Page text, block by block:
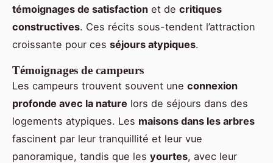
témoignages de satisfaction et de critiques
constructives. Ces récits sous-tendent l’attraction
croissante pour ces séjours atypiques.
Témoignages de campeurs
Les campeurs trouvent souvent une connexion
profonde avec la nature lors de séjours dans des
logements atypiques. Les maisons dans les arbres
fascinent par leur tranquillité et leur vue
panoramique, tandis que les yourtes, avec leur